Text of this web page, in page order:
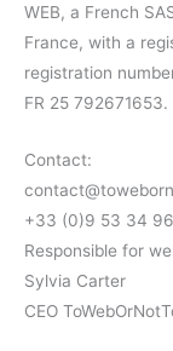
WEB, a French
France, with a
registration
FR 25 792671653.
Contact:
+33 (0)9 53 34
Responsible for
Sylvia Carter
CEO